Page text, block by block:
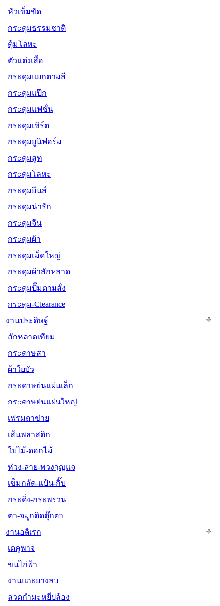
หัวเข็มขัด
กระดุมธรรมชาติ
ตุ้มโลหะ
ตัวแต่งเสื้อ
กระดุมแยกตามสี
กระดุมแป๊ก
กระดุมแฟชั่น
กระดุมเชิร์ต
กระดุมยูนิฟอร์ม
กระดุมสูท
กระดุมโลหะ
กระดุมยีนส์
กระดุมน่ารัก
กระดุมจีน
กระดุมผ้า
กระดุมเม็ดใหญ่
กระดุมผ้าสักหลาด
กระดุมปั๊มตามสั่ง
กระดุม-Clearance
งานประดิษฐ์
สักหลาดเทียม
กระดาษสา
ผ้าใยบัว
กระดาษย่นแผ่นเล็ก
กระดาษย่นแผ่นใหญ่
เฟรมตาข่าย
เส้นพลาสติก
ใบไม้-ดอกไม้
ห่วง-สาย-พวงกุญแจ
เข็มกลัด-แป้น-กิ๊บ
กระดิ่ง-กระพรวน
ตา-จมูกติดตุ๊กตา
งานอดิเรก
เดคูพาจ
ขนไก่ฟ้า
งานแกะยางลบ
ลวดกำมะหยี่ปล้อง